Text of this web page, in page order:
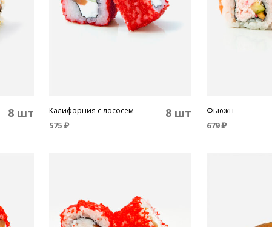
8 шт Калифорния с лососем 8 шт
575₽
Фьюжн
679₽